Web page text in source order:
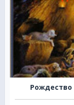
Рождество